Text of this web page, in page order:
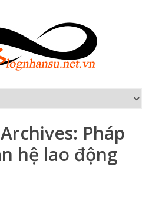
Pháp
hệ lao động